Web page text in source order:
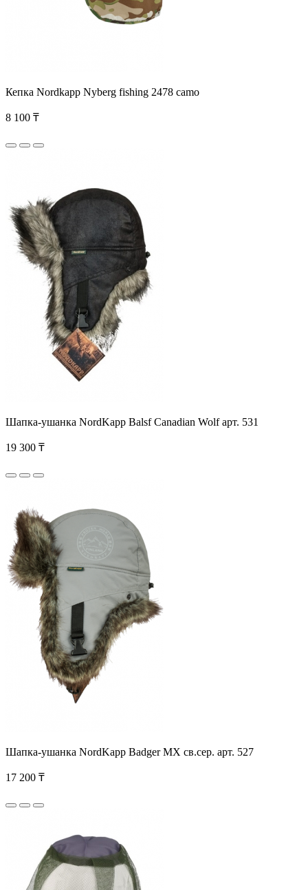
Кепка Nordkapp Nyberg fishing 2478 camo
8 100 ₸
Шапка-ушанка NordKapp Balsf Canadian Wolf арт. 531
19 300 ₸
Шапка-ушанка NordKapp Badger MX св.сер. арт. 527
17 200 ₸